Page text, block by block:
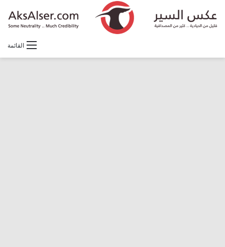
القائمة